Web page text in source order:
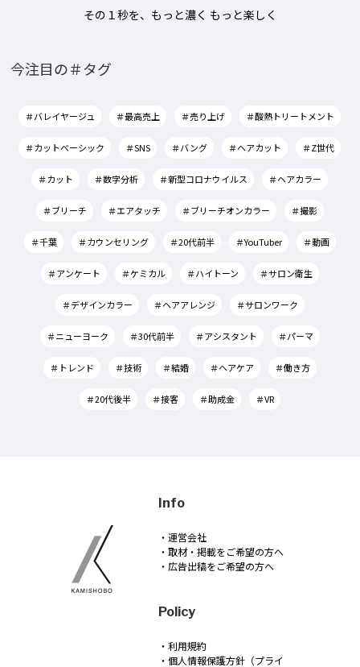
その１秒を、もっと濃く もっと楽しく
今注目の＃タグ
＃バレイヤージュ ＃最高売上 ＃売り上げ ＃酸熱トリートメント
＃カットベーシック ＃SNS ＃バング ＃ヘアカット ＃Z世代
＃カット ＃数字分析 ＃新型コロナウイルス ＃ヘアカラー
＃ブリーチ ＃エアタッチ ＃ブリーチオンカラー ＃撮影
＃千葉 ＃カウンセリング ＃20代前半 ＃YouTuber ＃動画
＃アンケート ＃ケミカル ＃ハイトーン ＃サロン衛生
＃デザインカラー ＃ヘアアレンジ ＃サロンワーク
＃ニューヨーク ＃30代前半 ＃アシスタント ＃パーマ
＃トレンド ＃技術 ＃結婚 ＃ヘアケア ＃働き方
＃20代後半 ＃接客 ＃助成金 ＃VR
Info
・運営会社
・取材・掲載をご希望の方へ
・広告出稿をご希望の方へ
Policy
・利用規約
・個人情報保護方針（プライ